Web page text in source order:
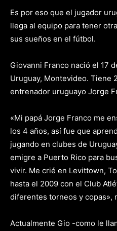
Es por eso que el jugador
llega al equipo para tener
sus sueños en el fútbol.
Giovanni Franco nació el 17
Uruguay, Montevideo. Tiene
entrenador uruguayo Jorge
«Mi papá Jorge Franco me
los 4 años, así fue que
jugando en clubes de
emigre a Puerto Rico para
vivir. Me crié en Levittown,
hasta el 2009 con el Club
diferentes torneos y copas»,
Actualmente Gio -como le